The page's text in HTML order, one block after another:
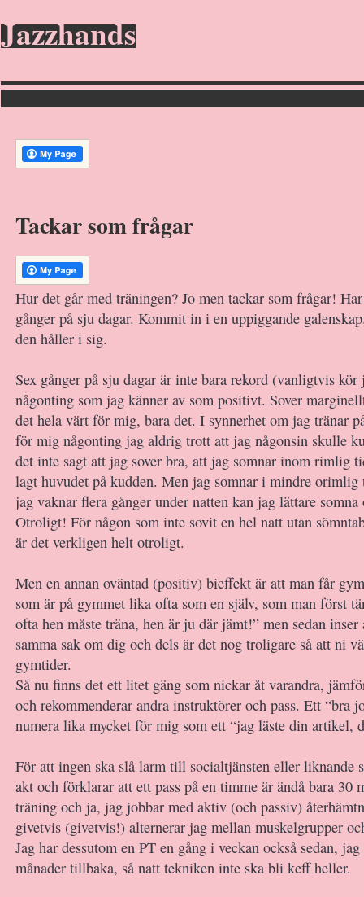
Jazzhands
Tackar som frågar
Hur det går med träningen? Jo men tackar som frågar!
gånger på sju dagar. Kommit in i en uppiggande
den håller i sig.
Sex gånger på sju dagar är inte bara rekord (vanligtvis kör
någonting som jag känner av som positivt. Sover
det hela värt för mig, bara det. I synnerhet om jag tränar
för mig någonting jag aldrig trott att jag någonsin skulle
det inte sagt att jag sover bra, att jag somnar inom rimlig
lagt huvudet på kudden. Men jag somnar i mindre orimlig
jag vaknar flera gånger under natten kan jag lättare
Otroligt! För någon som inte sovit en hel natt utan
är det verkligen helt otroligt.
Men en annan oväntad (positiv) bieffekt är att man får
som är på gymmet lika ofta som en själv, som man först
ofta hen måste träna, hen är ju där jämt!” men sedan
samma sak om dig och dels är det nog troligare så att ni
gymtider.
Så nu finns det ett litet gäng som nickar åt varandra,
och rekommenderar andra instruktörer och pass. Ett “bra
numera lika mycket för mig som ett “jag läste din artikel,
För att ingen ska slå larm till socialtjänsten eller liknande
akt och förklarar att ett pass på en timme är ändå bara 30
träning och ja, jag jobbar med aktiv (och passiv)
givetvis (givetvis!) alternerar jag mellan muskelgrupper
Jag har dessutom en PT en gång i veckan också sedan,
månader tillbaka, så natt tekniken inte ska bli keff heller.